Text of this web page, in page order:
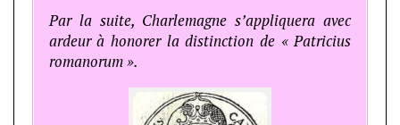
Par la suite, Charlemagne s’appliquera avec
ardeur à honorer la distinction de « Patricius
romanorum ».